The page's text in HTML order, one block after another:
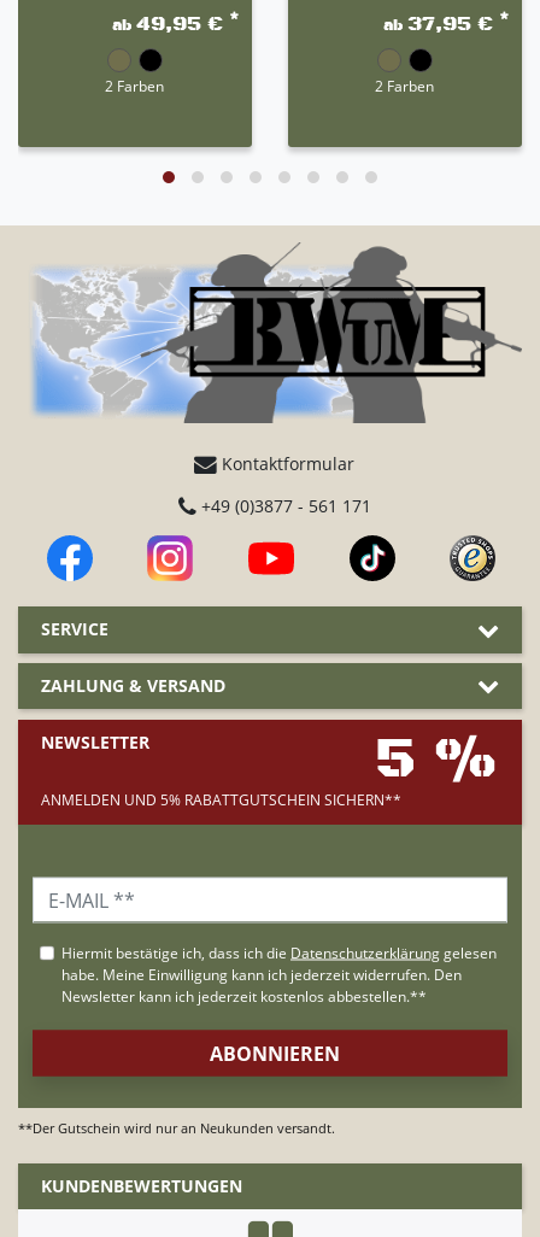
ab49,95 € *
2 Farben
ab 37,95 € *
2 Farben
Kontaktformular
+49 (0)3877 - 561 171
SERVICE
ZAHLUNG & VERSAND
NEWSLETTER 5 %
ANMELDEN UND 5% RABATTGUTSCHEIN SICHERN**
**Der Gutschein wird nur an Neukunden versandt.
KUNDENBEWERTUNGEN